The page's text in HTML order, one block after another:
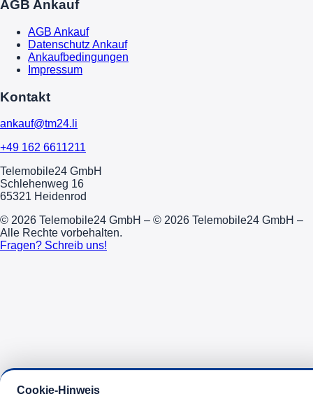
AGB Ankauf
AGB Ankauf
Datenschutz Ankauf
Ankaufbedingungen
Impressum
Kontakt
ankauf@tm24.li
+49 162 6611211
Telemobile24 GmbH
Schlehenweg 16
65321 Heidenrod
© 2026 Telemobile24 GmbH – © 2026 Telemobile24 GmbH –
Alle Rechte vorbehalten.
Fragen? Schreib uns!
Cookie-Hinweis